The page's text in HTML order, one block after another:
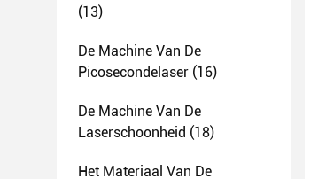
(13)
De Machine Van De
Picosecondelaser (16)
De Machine Van De
Laserschoonheid (18)
Het Materiaal Van De